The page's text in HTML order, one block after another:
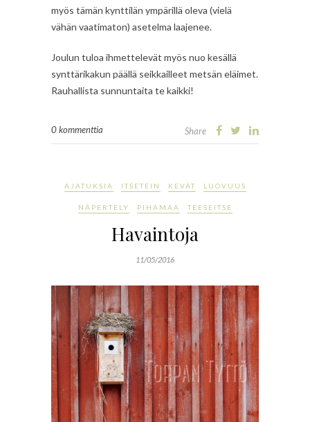
myös tämän kynttilän ympärillä oleva (vielä
vähän vaatimaton) asetelma laajenee.
Joulun tuloa ihmettelevät myös nuo kesällä
synttärikakun päällä seikkailleet metsän eläimet.
Rauhallista sunnuntaita te kaikki!
0 kommenttia Share
AJATUKSIA ITSETEIN KEVÄT LUOVUUS
NÄPERTELY PIHAMAA TEESEITSE
Havaintoja
11/05/2016